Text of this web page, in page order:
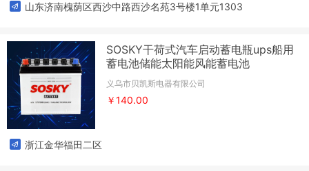
山东济南槐荫区西沙中路西沙名苑3号楼1单元1303
SOSKY干荷式汽车启动蓄电瓶ups船用
蓄电池储能太阳能风能蓄电池
义乌市贝凯斯电器有限公司
￥140.00
浙江金华福田二区